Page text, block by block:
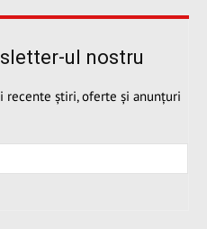
ul nostru
recente știri, oferte și anunțuri